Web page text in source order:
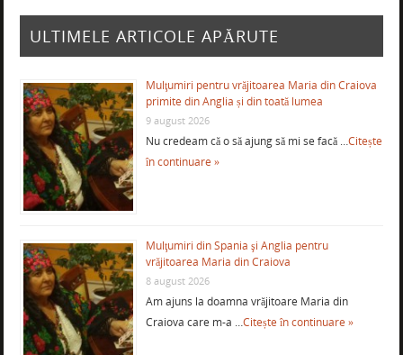
ULTIMELE ARTICOLE APĂRUTE
Mulţumiri pentru vrăjitoarea Maria din Craiova
primite din Anglia și din toată lumea
9 august 2026
Nu credeam că o să ajung să mi se facă …Citește
în continuare »
Mulţumiri din Spania şi Anglia pentru
vrăjitoarea Maria din Craiova
8 august 2026
Am ajuns la doamna vrăjitoare Maria din
Craiova care m-a …Citește în continuare »